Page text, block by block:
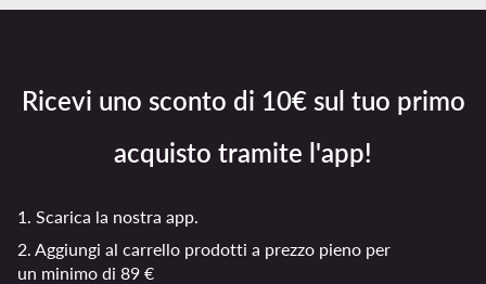
Ricevi uno sconto di 10€ sul tuo primo
acquisto tramite l'app!
1. Scarica la nostra app.
2. Aggiungi al carrello prodotti a prezzo pieno per
un minimo di 89 €